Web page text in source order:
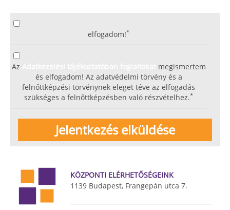
elfogadom!*
Az
megismertem
és elfogadom! Az adatvédelmi törvény és a
felnőttképzési törvénynek eleget téve az elfogadás
szükséges a felnőttképzésben való részvételhez.*
KÖZPONTI ELÉRHETŐSÉGEINK
1139 Budapest, Frangepán utca 7.